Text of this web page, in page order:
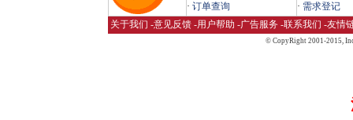
· 订单查询
· 需求登记
关于我们 -意见反馈 -用户帮助 -广告服务 -联系我们 -友情
© CopyRight 2001-2015,